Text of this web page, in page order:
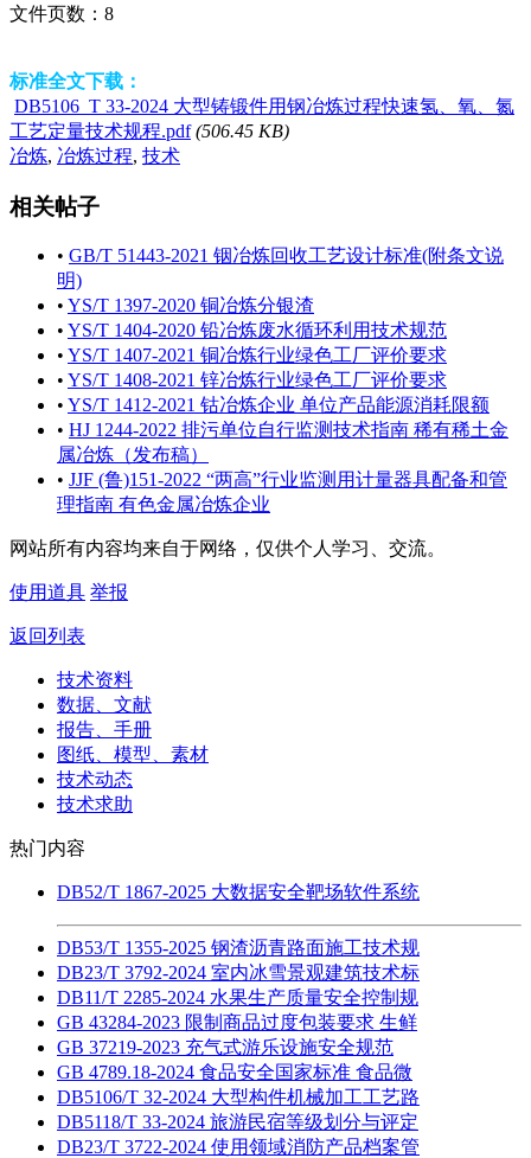
文件页数： 8
标准全文下载：
DB5106_T 33-2024 大型铸锻件用钢冶炼过程快速氢、氧、氮
工艺定量技术规程.pdf (506.45 KB)
冶炼, 冶炼过程, 技术
相关帖子
• GB/T 51443-2021 铟冶炼回收工艺设计标准(附条文说
明)
• YS/T 1397-2020 铜冶炼分银渣
• YS/T 1404-2020 铅冶炼废水循环利用技术规范
• YS/T 1407-2021 铜冶炼行业绿色工厂评价要求
• YS/T 1408-2021 锌冶炼行业绿色工厂评价要求
• YS/T 1412-2021 钴冶炼企业 单位产品能源消耗限额
• HJ 1244-2022 排污单位自行监测技术指南 稀有稀土金
属冶炼（发布稿）
• JJF (鲁)151-2022 “两高”行业监测用计量器具配备和管
理指南 有色金属冶炼企业
网站所有内容均来自于网络，仅供个人学习、交流。
使用道具 举报
返回列表
技术资料
数据、文献
报告、手册
图纸、模型、素材
技术动态
技术求助
热门内容
DB52/T 1867-2025 大数据安全靶场软件系统
DB53/T 1355-2025 钢渣沥青路面施工技术规
DB23/T 3792-2024 室内冰雪景观建筑技术标
DB11/T 2285-2024 水果生产质量安全控制规
GB 43284-2023 限制商品过度包装要求 生鲜
GB 37219-2023 充气式游乐设施安全规范
GB 4789.18-2024 食品安全国家标准 食品微
DB5106/T 32-2024 大型构件机械加工工艺路
DB5118/T 33-2024 旅游民宿等级划分与评定
DB23/T 3722-2024 使用领域消防产品档案管